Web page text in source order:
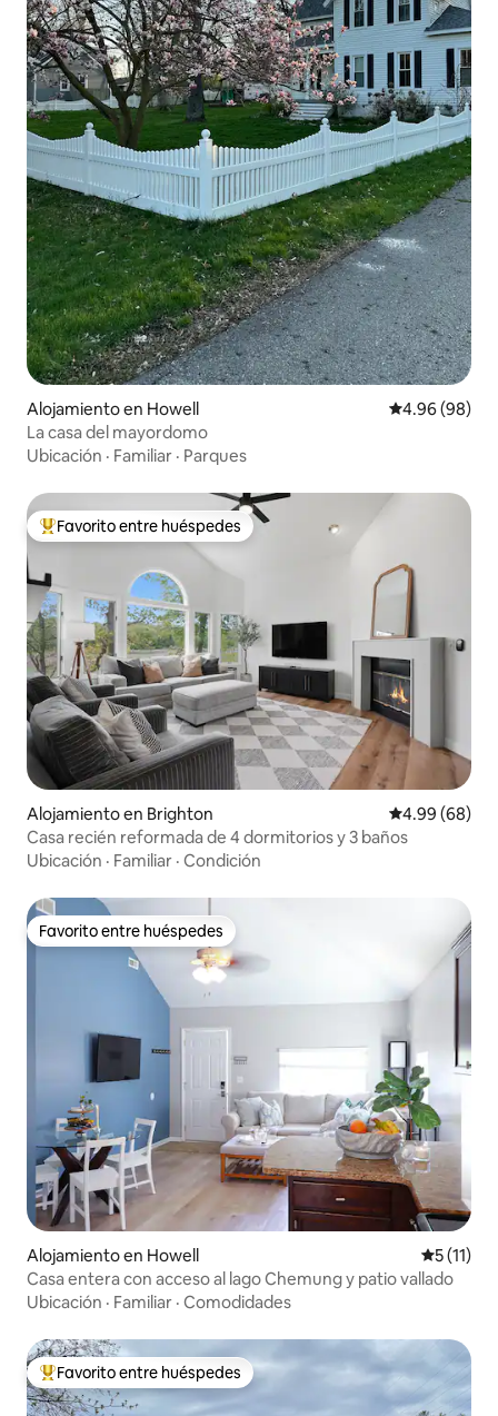
Alojamiento en Howell Calificación
4.96 (98)
La casa del mayordomo
Ubicación · Familiar · Parques
Favorito entre huéspedes preferido
Favorito entre huéspedes
Alojamiento en Brighton Calificación
4.99 (68)
Casa recién reformada de 4 dormitorios y 3 baños
Ubicación · Familiar · Condición
Favorito entre huéspedes
Favorito entre huéspedes
Alojamiento en Howell
5 (11)
Casa entera con acceso al lago Chemung y patio vallado
Ubicación · Familiar · Comodidades
Favorito entre huéspedes preferido
Favorito entre huéspedes